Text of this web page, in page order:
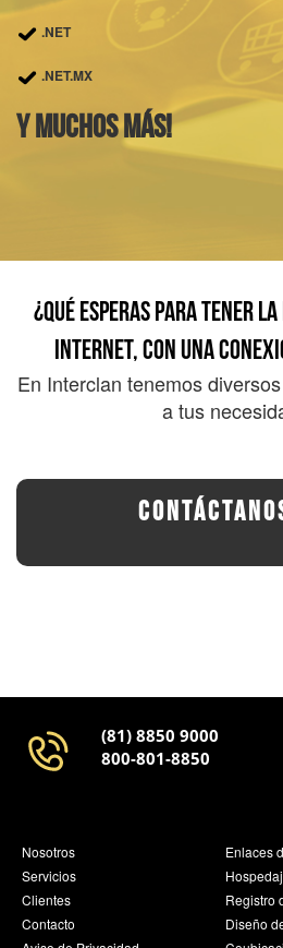
.NET
.NET.MX
Y muchos más!
¿QUÉ ESPERAS PARA TENER
INTERNET, CON UNA
En Interclan tenemos
a tus
(81) 8850 9000
800-801-8850
Nosotros
Servicios
Clientes
Contacto
Enlaces
Registro
Diseño